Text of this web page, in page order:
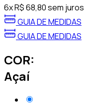
6xR$68,80sem juros
GUIA DE MEDIDAS
GUIA DE MEDIDAS
COR:
Açaí